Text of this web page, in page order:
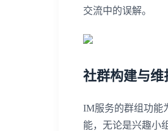
交流中的误解。
社群构建与维
IM服务的群组功能
能，无论是兴趣小